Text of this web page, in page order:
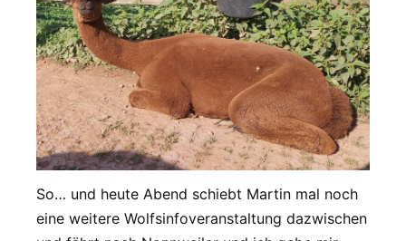
So… und heute Abend schiebt Martin mal noch
eine weitere Wolfsinfoveranstaltung dazwischen